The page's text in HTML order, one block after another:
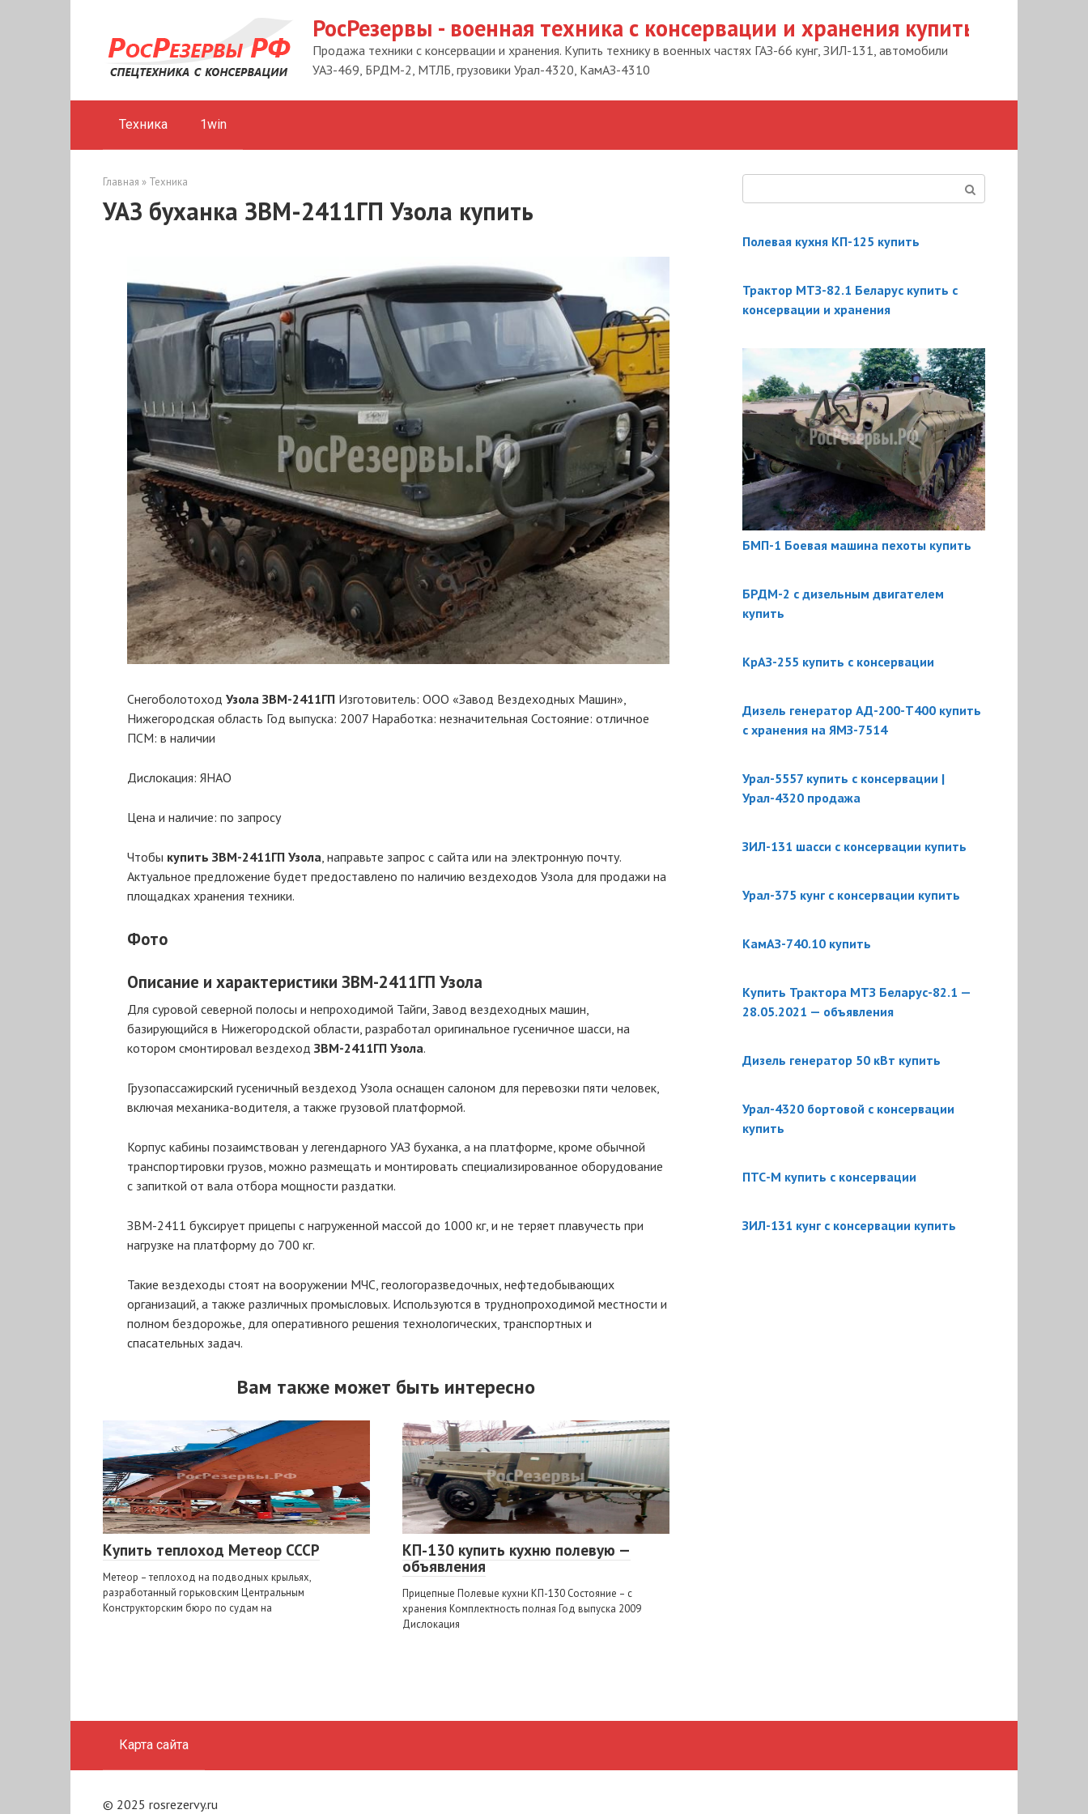
РосРезервы - военная техника с консервации и хранения купить
Продажа техники с консервации и хранения. Купить технику в военных частях ГАЗ-66 кунг, ЗИЛ-131, автомобили
УАЗ-469, БРДМ-2, МТЛБ, грузовики Урал-4320, КамАЗ-4310
Техника 1win
Главная » Техника
УАЗ буханка ЗВМ-2411ГП Узола купить
Снегоболотоход Узола ЗВМ-2411ГП Изготовитель: ООО «Завод Вездеходных Машин»,
Нижегородская область Год выпуска: 2007 Наработка: незначительная Состояние: отличное
ПСМ: в наличии
Дислокация: ЯНАО
Цена и наличие: по запросу
Чтобы купить ЗВМ-2411ГП Узола , направьте запрос с сайта или на электронную почту.
Актуальное предложение будет предоставлено по наличию вездеходов Узола для продажи на
площадках хранения техники.
Фото
Описание и характеристики ЗВМ-2411ГП Узола
Для суровой северной полосы и непроходимой Тайги, Завод вездеходных машин,
базирующийся в Нижегородской области, разработал оригинальное гусеничное шасси, на
котором смонтировал вездеход ЗВМ-2411ГП Узола.
Грузопассажирский гусеничный вездеход Узола оснащен салоном для перевозки пяти человек,
включая механика-водителя, а также грузовой платформой.
Корпус кабины позаимствован у легендарного УАЗ буханка, а на платформе, кроме обычной
транспортировки грузов, можно размещать и монтировать специализированное оборудование
с запиткой от вала отбора мощности раздатки.
ЗВМ-2411 буксирует прицепы с нагруженной массой до 1000 кг, и не теряет плавучесть при
нагрузке на платформу до 700 кг.
Такие вездеходы стоят на вооружении МЧС, геологоразведочных, нефтедобывающих
организаций, а также различных промысловых. Используются в труднопроходимой местности и
полном бездорожье, для оперативного решения технологических, транспортных и
спасательных задач.
Вам также может быть интересно
Купить теплоход Метеор СССР
Метеор – теплоход на подводных крыльях,
разработанный горьковским Центральным
Конструкторским бюро по судам на
КП-130 купить кухню полевую —
объявления
Прицепные Полевые кухни КП-130 Состояние – с
хранения Комплектность полная Год выпуска 2009
Дислокация
Полевая кухня КП-125 купить
Трактор МТЗ-82.1 Беларус купить с
консервации и хранения
БМП-1 Боевая машина пехоты купить
БРДМ-2 с дизельным двигателем
купить
КрАЗ-255 купить с консервации
Дизель генератор АД-200-Т400 купить
с хранения на ЯМЗ-7514
Урал-5557 купить с консервации |
Урал-4320 продажа
ЗИЛ-131 шасси с консервации купить
Урал-375 кунг с консервации купить
КамАЗ-740.10 купить
Купить Трактора МТЗ Беларус-82.1 —
28.05.2021 — объявления
Дизель генератор 50 кВт купить
Урал-4320 бортовой с консервации
купить
ПТС-М купить с консервации
ЗИЛ-131 кунг с консервации купить
Карта сайта
© 2025 rosrezervy.ru